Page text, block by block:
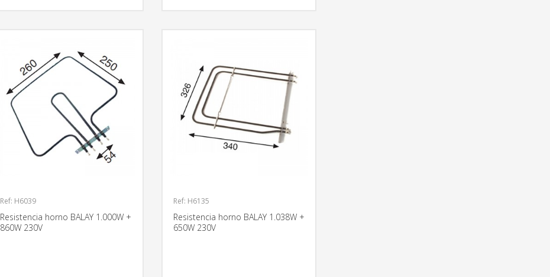
Ref: H6039
Resistencia horno BALAY 1.000W +
860W 230V
Ref: H6135
Resistencia horno BALAY 1.038W +
650W 230V